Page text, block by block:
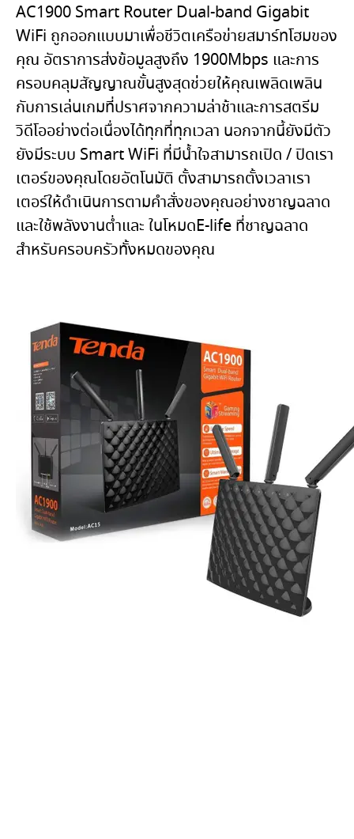
AC1900 Smart Router Dual-band Gigabit
WiFi ถูกออกแบบมาเพื่อชีวิตเครือข่ายสมาร์ทโฮมของ
คุณ อัตราการส่งข้อมูลสูงถึง 1900Mbps และการ
ครอบคลุมสัญญาณขั้นสูงสุดช่วยให้คุณเพลิดเพลิน
กับการเล่นเกมที่ปราศจากความล่าช้าและการสตรีม
วิดีโออย่างต่อเนื่องได้ทุกที่ทุกเวลา นอกจากนี้ยังมีตัว
ยังมีระบบ Smart WiFi ที่มีน้ำใจสามารถเปิด / ปิดเรา
เตอร์ของคุณโดยอัตโนมัติ ตั้งสามารถตั้งเวลาเรา
เตอร์ให้ดำเนินการตามคำสั่งของคุณอย่างชาญฉลาด
และใช้พลังงานต่ำและ ในโหมดE-life ที่ชาญฉลาด
สำหรับครอบครัวทั้งหมดของคุณ